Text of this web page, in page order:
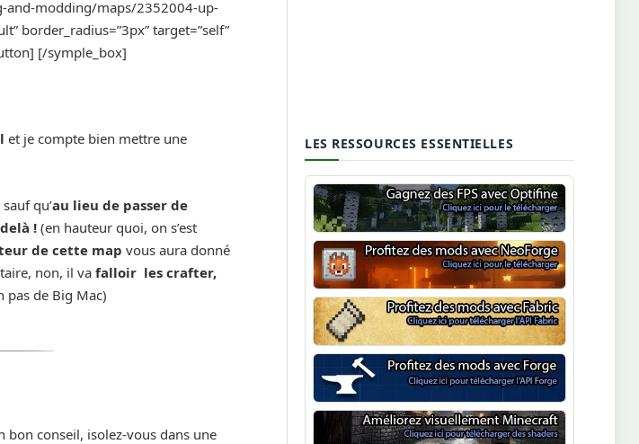
modding/maps/2352004-up-
border_radius=”3px” target=”self”
[/symple_box]
et je compte bien mettre une
sauf qu’au lieu de passer de
! (en hauteur quoi, on s’est
de cette map vous aura donné
non, il vafalloir les crafter,
pas de Big Mac)
bon conseil, isolez-vous dans une
LES RESSOURCES ESSENTIELLES
Optifine
NeoForge
Minecraft Fabric
Minecraft Forge